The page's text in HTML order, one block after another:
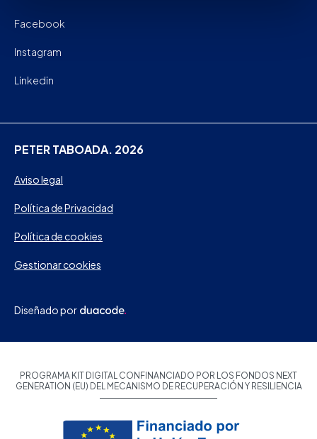
Facebook
Instagram
Linkedin
PETER TABOADA. 2026
Aviso legal
Política de Privacidad
Política de cookies
Gestionar cookies
Diseñado por
PROGRAMA KIT DIGITAL CONFINANCIADO POR LOS FONDOS NEXT
GENERATION (EU) DEL MECANISMO DE RECUPERACIÓN Y RESILIENCIA